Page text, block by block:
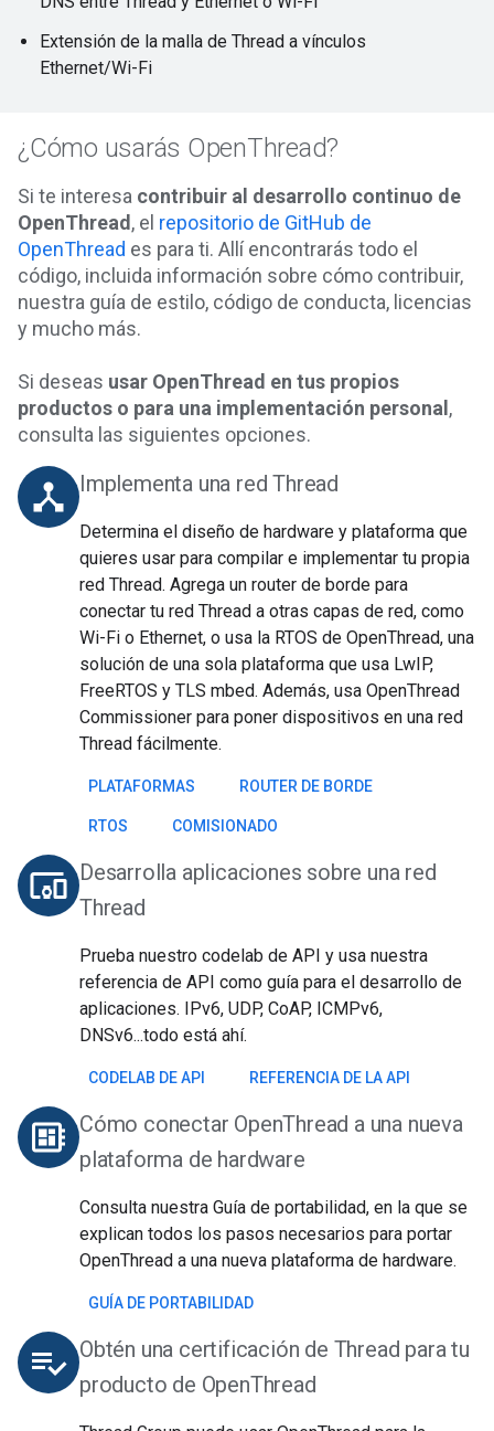
Extensión de la malla de Thread a vínculos
Ethernet/Wi-Fi
¿Cómo usarás OpenThread?
Si te interesa contribuir al desarrollo continuo de
OpenThread , el repositorio de GitHub de
OpenThread es para ti. Allí encontrarás todo el
código, incluida información sobre cómo contribuir,
nuestra guía de estilo, código de conducta, licencias
y mucho más.
Si deseas usar OpenThread en tus propios
productos o para una implementación personal ,
consulta las siguientes opciones.
device_hub Implementa una red Thread
Determina el diseño de hardware y plataforma que
quieres usar para compilar e implementar tu propia
red Thread. Agrega un router de borde para
conectar tu red Thread a otras capas de red, como
Wi-Fi o Ethernet, o usa la RTOS de OpenThread, una
solución de una sola plataforma que usa LwIP,
FreeRTOS y TLS mbed. Además, usa OpenThread
Commissioner para poner dispositivos en una red
Thread fácilmente.
PLATAFORMAS ROUTER DE BORDE
RTOS COMISIONADO
devices_other Desarrolla aplicaciones sobre una red
Thread
Prueba nuestro codelab de API y usa nuestra
referencia de API como guía para el desarrollo de
aplicaciones. IPv6, UDP, CoAP, ICMPv6,
DNSv6...todo está ahí.
CODELAB DE API REFERENCIA DE LA API
developer_board Cómo conectar OpenThread a una nueva
plataforma de hardware
Consulta nuestra Guía de portabilidad, en la que se
explican todos los pasos necesarios para portar
OpenThread a una nueva plataforma de hardware.
GUÍA DE PORTABILIDAD
playlist_add_check Obtén una certificación de Thread para tu
producto de OpenThread